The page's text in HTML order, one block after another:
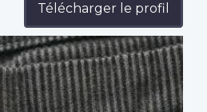
Télécharger le profil